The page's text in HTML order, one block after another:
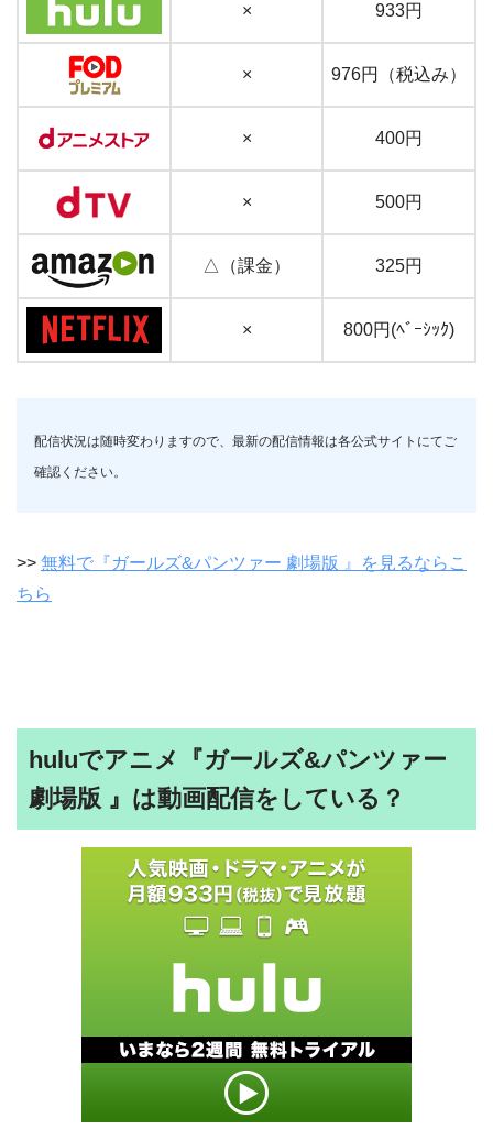
× 933円
× 976円（税込み）
× 400円
× 500円
△（課金） 325円
× 800円(ﾍﾞｰｼｯｸ)
配信状況は随時変わりますので、最新の配信情報は各公式サイトにてご
確認ください。
>> 無料で『ガールズ&パンツァー 劇場版 』を見るならこ
ちら
huluでアニメ『ガールズ&パンツァー
劇場版 』は動画配信をしている？